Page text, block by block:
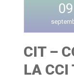
09
CIT –
LA CCI